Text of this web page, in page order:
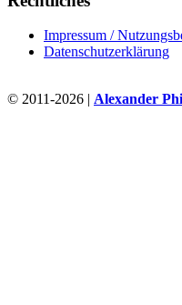
Impressum /
Datenschutzerklärung
© 2011-2026 | Alexander